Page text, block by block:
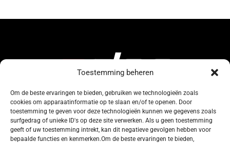
Toestemming beheren
Om de beste ervaringen te bieden, gebruiken we technologieën zoals
cookies om apparaatinformatie op te slaan en/of te openen. Door
toestemming te geven voor deze technologieën kunnen we gegevens zoals
surfgedrag of unieke ID's op deze site verwerken. Als u geen toestemming
geeft of uw toestemming intrekt, kan dit negatieve gevolgen hebben voor
bepaalde functies en kenmerken.Om de beste ervaringen te bieden,
134, Rue de Coquelet
5000 Bouge-Namur
Belgique